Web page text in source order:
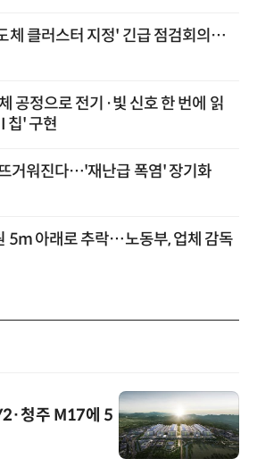
체 클러스터 지정' 긴급 점검회의…
공정으로 전기·빛 신호 한 번에 읽
칩' 구현
거워진다…'재난급 폭염' 장기화
5m 아래로 추락…노동부, 업체 감독
청주 M17에 5